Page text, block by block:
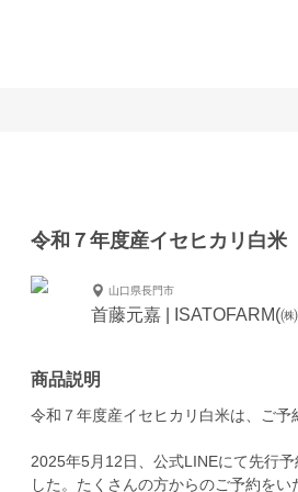
令和７年度産イセヒカリ白米
山口県長門市
首藤元嘉 | ISATOFARM(
商品説明
令和７年度産イセヒカリ白米は、ご
2025年5月12日、公式LINEにて先行
した。たくさんの方からのご予約を